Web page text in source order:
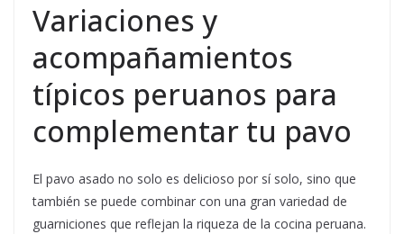
Variaciones y
acompañamientos
típicos peruanos para
complementar tu pavo
El pavo asado no solo es delicioso por sí solo, sino que
también se puede combinar con una gran variedad de
guarniciones que reflejan la riqueza de la cocina peruana.